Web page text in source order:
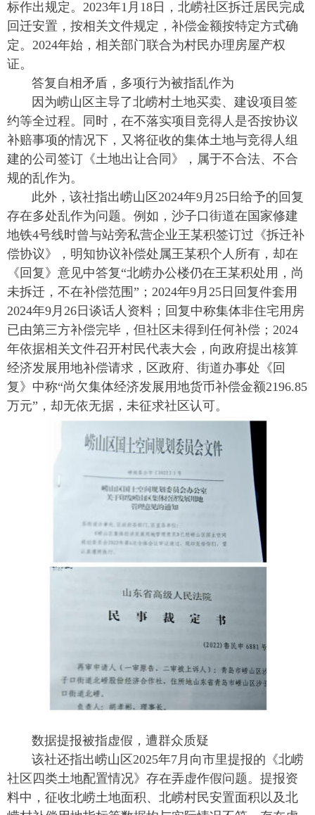
标作出规定。2023年1月18日，北崂社区拆迁居民完成
回迁安置，按相关文件规定，补偿金额按特定方式确
定。2024年始，相关部门联合为村民办理房屋产权
证。
答复自相矛盾，多项行为被指乱作为
因为崂山区主导了北崂村土地买卖、建设项目签
约等全过程。同时，在不落实项目竞得人是否按协议
补赔事项的情况下，又将征收的集体土地与竞得人组
建的公司签订《土地出让合同》，属于不合法、不合
规的乱作为。
此外，该社指出崂山区2024年9月25日给予的回复
存在多处乱作为问题。例如，沙子口街道在国家修建
地铁4号线时曾与站旁私营企业王某积签订过《拆迁补
偿协议》，明知协议补偿处属王某积个人所有，却在
《回复》意见中答复“北崂办公楼仍在王某积处用，尚
未拆迁，不在补偿范围”；2024年9月25日回复件套用
2024年9月26日谈话人资料；回复中称集体非住宅用房
已由第三方补偿完毕，但社区未得到任何补偿；2024
年依据相关文件召开村民代表大会，向政府提出核算
经济发展用地补偿请求，区政府、街道办事处《回
复》中称“尚欠集体经济发展用地货币补偿金额2196.85
万元”，却无依无据，未征求社区认可。
数据提报被指虚假，遭群众质疑
该社还指出崂山区2025年7月向市里提报的《北崂
社区四类土地配置情况》存在弄虚作假问题。提报资
料中，征收北崂土地面积、北崂村民安置面积以及北